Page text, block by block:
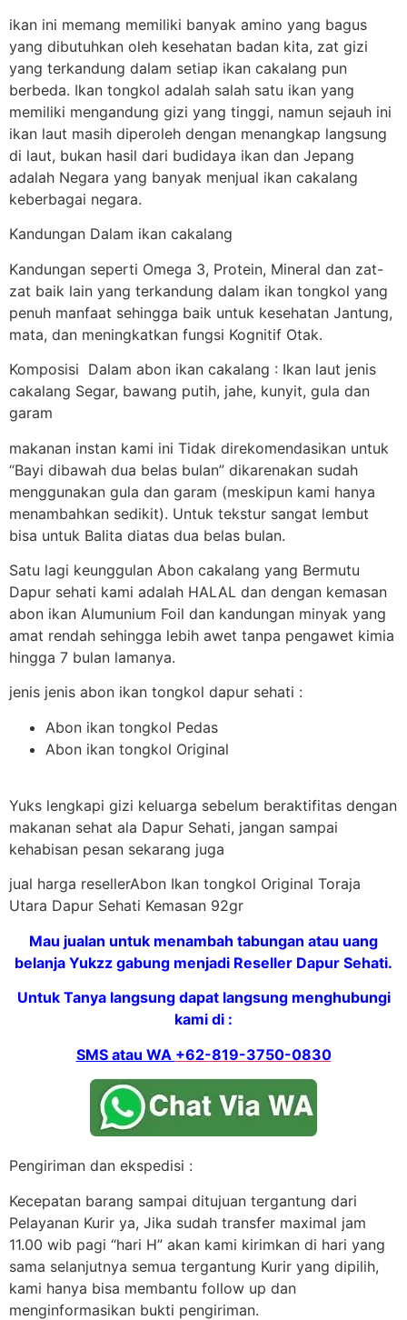
ikan ini memang memiliki banyak amino yang bagus
yang dibutuhkan oleh kesehatan badan kita, zat gizi
yang terkandung dalam setiap ikan cakalang pun
berbeda. Ikan tongkol adalah salah satu ikan yang
memiliki mengandung gizi yang tinggi, namun sejauh ini
ikan laut masih diperoleh dengan menangkap langsung
di laut, bukan hasil dari budidaya ikan dan Jepang
adalah Negara yang banyak menjual ikan cakalang
keberbagai negara.
Kandungan Dalam ikan cakalang
Kandungan seperti Omega 3, Protein, Mineral dan zat-
zat baik lain yang terkandung dalam ikan tongkol yang
penuh manfaat sehingga baik untuk kesehatan Jantung,
mata, dan meningkatkan fungsi Kognitif Otak.
Komposisi Dalam abon ikan cakalang : Ikan laut jenis
cakalang Segar, bawang putih, jahe, kunyit, gula dan
garam
makanan instan kami ini Tidak direkomendasikan untuk
“Bayi dibawah dua belas bulan” dikarenakan sudah
menggunakan gula dan garam (meskipun kami hanya
menambahkan sedikit). Untuk tekstur sangat lembut
bisa untuk Balita diatas dua belas bulan.
Satu lagi keunggulan Abon cakalang yang Bermutu
Dapur sehati kami adalah HALAL dan dengan kemasan
abon ikan Alumunium Foil dan kandungan minyak yang
amat rendah sehingga lebih awet tanpa pengawet kimia
hingga 7 bulan lamanya.
jenis jenis abon ikan tongkol dapur sehati :
Abon ikan tongkol Pedas
Abon ikan tongkol Original
Yuks lengkapi gizi keluarga sebelum beraktifitas dengan
makanan sehat ala Dapur Sehati, jangan sampai
kehabisan pesan sekarang juga
jual harga resellerAbon Ikan tongkol Original Toraja
Utara Dapur Sehati Kemasan 92gr
Mau jualan untuk menambah tabungan atau uang
belanja Yukzz gabung menjadi Reseller Dapur Sehati.
Untuk Tanya langsung dapat langsung menghubungi
kami di :
SMS atau WA +62-819-3750-0830
Pengiriman dan ekspedisi :
Kecepatan barang sampai ditujuan tergantung dari
Pelayanan Kurir ya, Jika sudah transfer maximal jam
11.00 wib pagi “hari H” akan kami kirimkan di hari yang
sama selanjutnya semua tergantung Kurir yang dipilih,
kami hanya bisa membantu follow up dan
menginformasikan bukti pengiriman.